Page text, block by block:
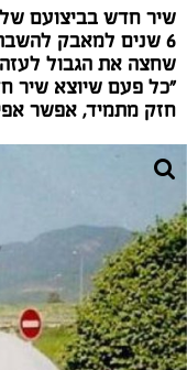
שיר חדש בביצועם
6 שנים למאבק
שחצה את הגבול לעזה
"כל פעם שיוצא שיר
חזק מתמיד, אפשר